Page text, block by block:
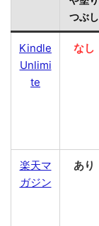
つぶし
Kindle
Unlimi
te
なし
楽天マ
ガジン
あり